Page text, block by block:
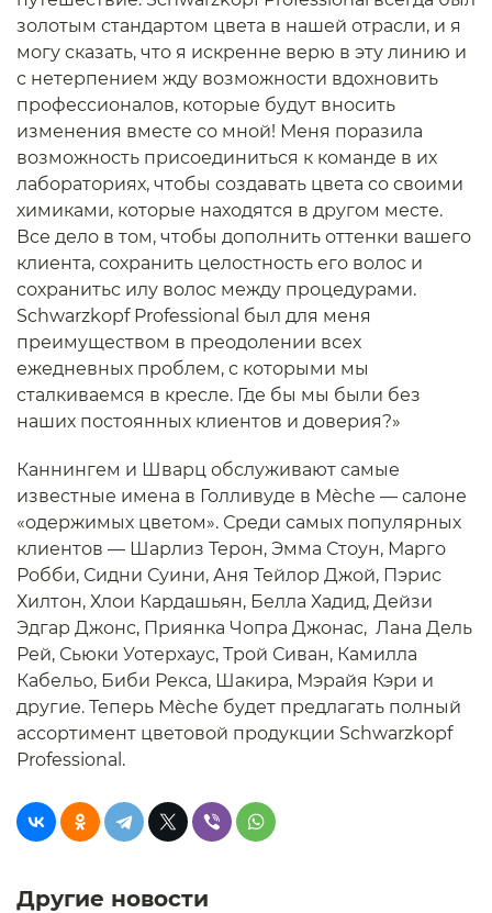
золотым стандартом цвета в нашей отрасли, и я
могу сказать, что я искренне верю в эту линию и
с нетерпением жду возможности вдохновить
профессионалов, которые будут вносить
изменения вместе со мной! Меня поразила
возможность присоединиться к команде в их
лабораториях, чтобы создавать цвета со своими
химиками, которые находятся в другом месте.
Все дело в том, чтобы дополнить оттенки вашего
клиента, сохранить целостность его волос и
сохранитьс илу волос между процедурами.
Schwarzkopf Professional был для меня
преимуществом в преодолении всех
ежедневных проблем, с которыми мы
сталкиваемся в кресле. Где бы мы были без
наших постоянных клиентов и доверия?»
Каннингем и Шварц обслуживают самые
известные имена в Голливуде в Mèche — салоне
«одержимых цветом». Среди самых популярных
клиентов — Шарлиз Терон, Эмма Стоун, Марго
Робби, Сидни Суини, Аня Тейлор Джой, Пэрис
Хилтон, Хлои Кардашьян, Белла Хадид, Дейзи
Эдгар Джонс, Приянка Чопра Джонас, Лана Дель
Рей, Сьюки Уотерхаус, Трой Сиван, Камилла
Кабельо, Биби Рекса, Шакира, Мэрайя Кэри и
другие. Теперь Mèche будет предлагать полный
ассортимент цветовой продукции Schwarzkopf
Professional.
Другие новости